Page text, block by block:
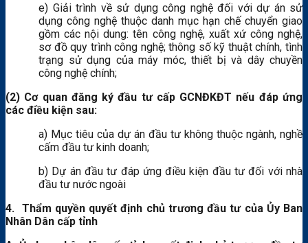
e) Giải trình về sử dụng công nghệ đối với dự án sử
dụng công nghệ thuộc danh mục hạn chế chuyển giao
gồm các nội dung: tên công nghệ, xuất xứ công nghệ,
sơ đồ quy trình công nghệ; thông số kỹ thuật chính, tình
trạng sử dụng của máy móc, thiết bị và dây chuyền
công nghệ chính;
(2) Cơ quan đăng ký đầu tư cấp GCNĐKĐT nếu đáp ứng
các điều kiện sau:
a) Mục tiêu của dự án đầu tư không thuộc ngành, nghề
cấm đầu tư kinh doanh;
b) Dự án đầu tư đáp ứng điều kiện đầu tư đối với nhà
đầu tư nước ngoài
4. Thẩm quyền quyết định chủ trương đầu tư của Ủy Ban
Nhân Dân cấp tỉnh